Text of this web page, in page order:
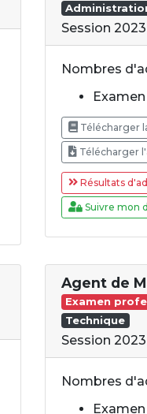
Session 2023
Nombres
Télécharger
Télécharger
Résultats
Suivre mon
Agent de
Examen
Technique
Session 2023
Nombres